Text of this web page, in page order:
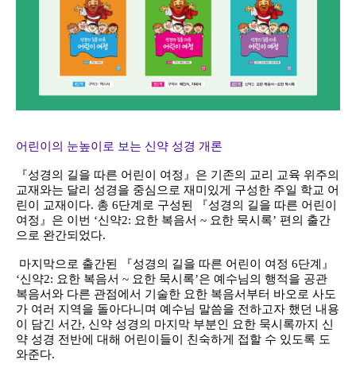
어린이의 눈높이로 보는 신약 성경 개론
『성경의 길을 따른 어린이 여정』은 기존의 교리 교육 위주의
교재와는 달리 성경을 중심으로 재미있게 구성한 주일 학교 어
린이 교재이다. 총 6단계로 구성된 『성경의 길을 따른 어린이
여정』은 이번 ‘신약2: 요한 복음서 ~ 요한 묵시록’ 편의 출간
으로 완간되었다.
마지막으로 출간된 『성경의 길을 따른 어린이 여정 6단계』
‘신약2: 요한 복음서 ~ 요한 묵시록’은 예수님의 행적을 공관
복음서와 다른 관점에서 기술한 요한 복음서부터 바오로 사도
가 여러 지역을 돌아다니며 예수님 말씀을 전하고자 했던 내용
이 담긴 서간, 신약 성경의 마지막 부분인 요한 묵시록까지 신
약 성경 전반에 대해 어린이들이 친숙하게 접할 수 있도록 도
와준다.